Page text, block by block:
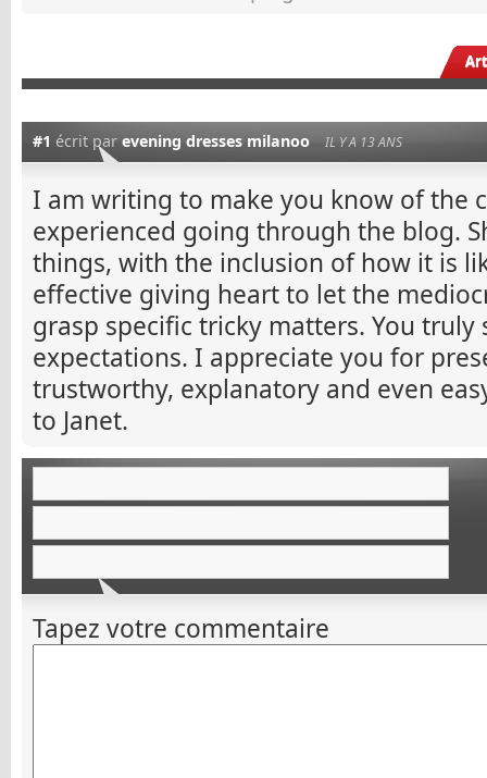
#1 écrit par evening dresses milanoo IL Y A 13 ANS
I am writing to make you know of the
experienced going through the blog.
things, with the inclusion of how it is
effective giving heart to let the
grasp specific tricky matters. You truly
expectations. I appreciate you for
trustworthy, explanatory and even
to Janet.
Tapez votre commentaire